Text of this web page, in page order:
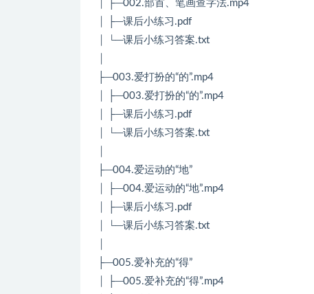
│ ├─002.部首、笔画查字法.mp4
│ ├─课后小练习.pdf
│ └─课后小练习答案.txt
├─003.爱打扮的“的”.mp4
│ ├─003.爱打扮的“的”.mp4
│ ├─课后小练习.pdf
│ └─课后小练习答案.txt
├─004.爱运动的“地”
│ ├─004.爱运动的“地”.mp4
│ ├─课后小练习.pdf
│ └─课后小练习答案.txt
├─005.爱补充的“得”
│ ├─005.爱补充的“得”.mp4